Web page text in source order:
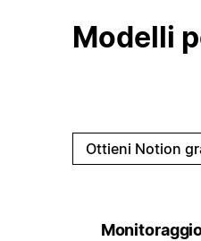
Modelli
Ottieni Notion